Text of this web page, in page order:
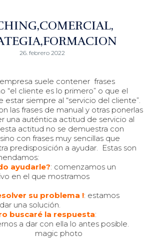
COMERCIAL
FORMACION
26. febrero 2022
suele contener frases
“el cliente es lo primero” o que el
siempre al “servicio del cliente”.
las frases de manual y otras ponerlas
una auténtica actitud de servicio al
actitud no se demuestra con
con frases muy sencillas que
predisposición a ayudar. Estas son
ayudarle?: comenzamos un
en el que mostramos
su problema !: estamos
una solución.
buscaré la respuesta:
a dar con ella lo antes posible.